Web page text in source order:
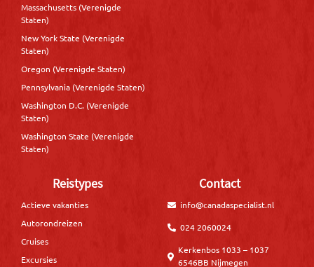
Massachusetts (Verenigde
Staten)
New York State (Verenigde
Staten)
Oregon (Verenigde Staten)
Pennsylvania (Verenigde Staten)
Washington D.C. (Verenigde
Staten)
Washington State (Verenigde
Staten)
Reistypes
Actieve vakanties
Autorondreizen
Cruises
Excursies
Contact
info@canadaspecialist.nl
024 2060024
Kerkenbos 1033 – 1037
6546BB Nijmegen